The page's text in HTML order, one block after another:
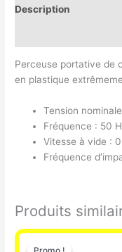
Description
Perceuse portative de
en plastique
Tension
Fréquence : 50
Vitesse à vide :
Fréquence
Produits
Le
prix